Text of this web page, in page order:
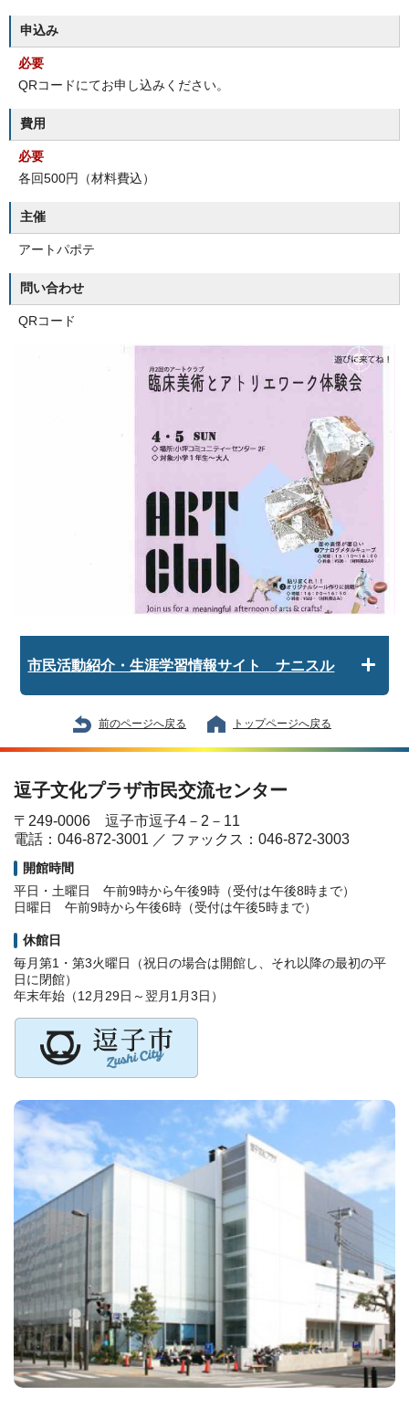
申込み
必要
QRコードにてお申し込みください。
費用
必要
各回500円（材料費込）
主催
アートパポテ
問い合わせ
QRコード
市民活動紹介・生涯学習情報サイト ナニスル
前のページへ戻る トップページへ戻る
逗子文化プラザ市民交流センター
〒249-0006 逗子市逗子4－2－11
電話：046-872-3001 ／ ファックス：046-872-3003
開館時間
平日・土曜日 午前9時から午後9時（受付は午後8時まで）
日曜日 午前9時から午後6時（受付は午後5時まで）
休館日
毎月第1・第3火曜日（祝日の場合は開館し、それ以降の最初の平
日に閉館）
年末年始（12月29日～翌月1月3日）